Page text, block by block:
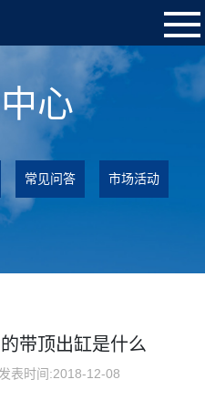
心
常见问答 市场活动
带顶出缸是什么
发表时间:2018-12-08